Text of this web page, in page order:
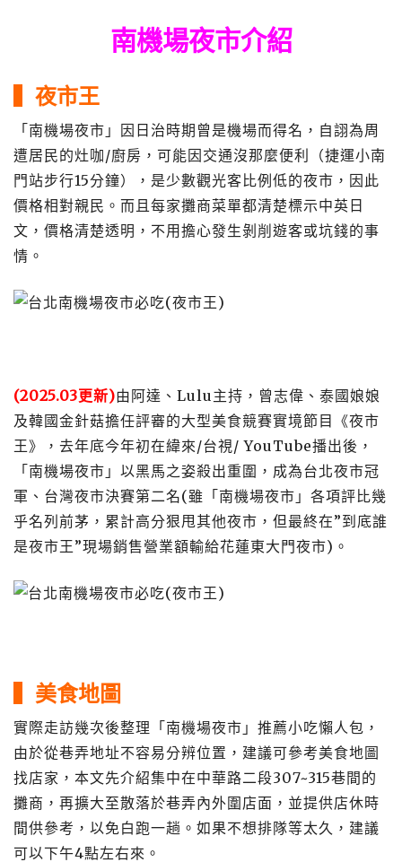
南機場夜市介紹
▍夜市王
「南機場夜市」因日治時期曾是機場而得名，自詡為周
遭居民的灶咖/廚房，可能因交通沒那麼便利（捷運小南
門站步行15分鐘），是少數觀光客比例低的夜市，因此
價格相對親民。而且每家攤商菜單都清楚標示中英日
文，價格清楚透明，不用擔心發生剝削遊客或坑錢的事
情。
(2025.03更新)由阿達、Lulu主持，曾志偉、泰國娘娘
及韓國金針菇擔任評審的大型美食競賽實境節目《夜市
王》，去年底今年初在緯來/台視/ YouTube播出後，
「南機場夜市」以黑馬之姿殺出重圍，成為台北夜市冠
軍、台灣夜市決賽第二名(雖「南機場夜市」各項評比幾
乎名列前茅，累計高分狠甩其他夜市，但最終在”到底誰
是夜市王”現場銷售營業額輸給花蓮東大門夜市)。
美食地圖
實際走訪幾次後整理「南機場夜市」推薦小吃懶人包，
由於從巷弄地址不容易分辨位置，建議可參考美食地圖
找店家，本文先介紹集中在中華路二段307~315巷間的
攤商，再擴大至散落於巷弄內外圍店面，並提供店休時
間供參考，以免白跑一趟。如果不想排隊等太久，建議
可以下午4點左右來。